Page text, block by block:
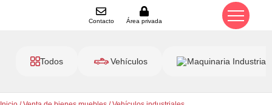
Contacto Área privada
Todos Vehículos Maquinaria Industrial